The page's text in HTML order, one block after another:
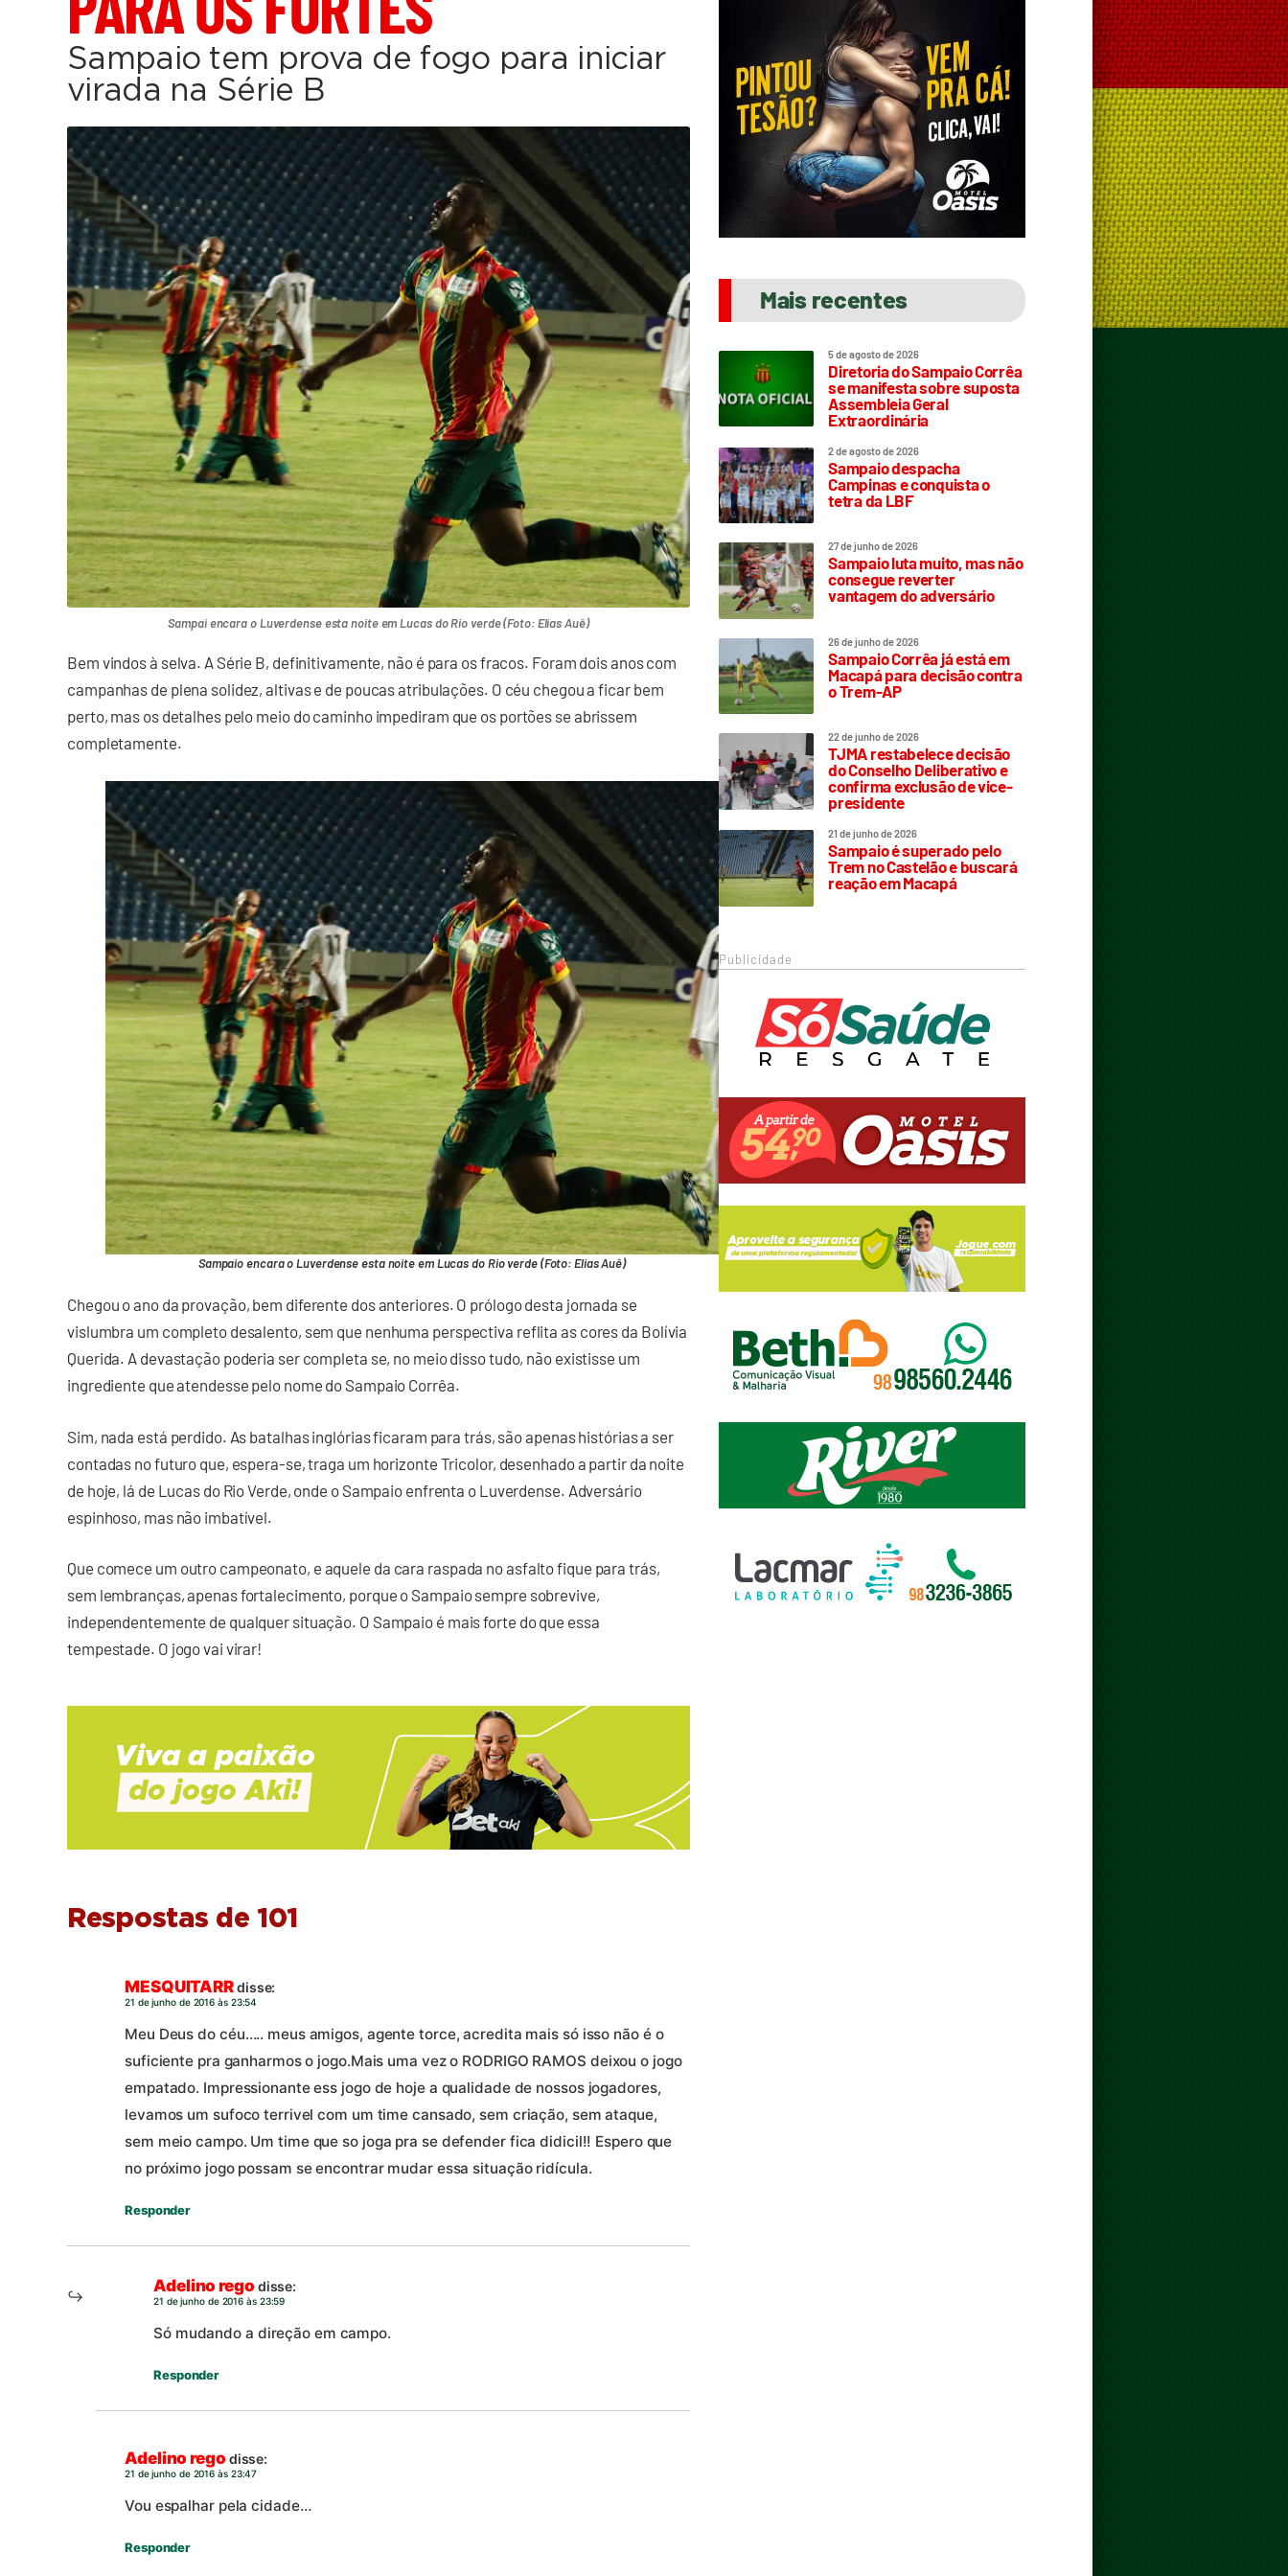
Sampaio tem prova de fogo para iniciar
virada na Série B
Sampai encara o Luverdense esta noite em Lucas do Rio verde (Foto: Elias Auê)
Bem vindos à selva. A Série B, definitivamente, não é para os fracos. Foram dois anos com
campanhas de plena solidez, altivas e de poucas atribulações. O céu chegou a ficar bem
perto, mas os detalhes pelo meio do caminho impediram que os portões se abrissem
completamente.
Sampaio encara o Luverdense esta noite em Lucas do Rio verde (Foto: Elias Auê)
Chegou o ano da provação, bem diferente dos anteriores. O prólogo desta jornada se
vislumbra um completo desalento, sem que nenhuma perspectiva reflita as cores da Bolívia
Querida. A devastação poderia ser completa se, no meio disso tudo, não existisse um
ingrediente que atendesse pelo nome do Sampaio Corrêa.
Sim, nada está perdido. As batalhas inglórias ficaram para trás, são apenas histórias a ser
contadas no futuro que, espera-se, traga um horizonte Tricolor, desenhado a partir da noite
de hoje, lá de Lucas do Rio Verde, onde o Sampaio enfrenta o Luverdense. Adversário
espinhoso, mas não imbatível.
Que comece um outro campeonato, e aquele da cara raspada no asfalto fique para trás,
sem lembranças, apenas fortalecimento, porque o Sampaio sempre sobrevive,
independentemente de qualquer situação. O Sampaio é mais forte do que essa
tempestade. O jogo vai virar!
Respostas de 101
MESQUITARRdisse:
21 de junho de 2016 às 23:54
Meu Deus do céu….. meus amigos, agente torce, acredita mais só isso não é o
suficiente pra ganharmos o jogo.Mais uma vez o RODRIGO RAMOS deixou o jogo
empatado. Impressionante ess jogo de hoje a qualidade de nossos jogadores,
levamos um sufoco terrivel com um time cansado, sem criação, sem ataque,
sem meio campo. Um time que so joga pra se defender fica didicil!! Espero que
no próximo jogo possam se encontrar mudar essa situação ridícula.
Responder
Adelino rego disse:
21 de junho de 2016 às 23:59
Só mudando a direção em campo.
Responder
Adelino rego disse:
21 de junho de 2016 às 23:47
Vou espalhar pela cidade…
Responder
Mais recentes
5 de agosto de 2026
Diretoria do Sampaio Corrêa
se manifesta sobre suposta
Assembleia Geral
Extraordinária
2 de agosto de 2026
Sampaio despacha
Campinas e conquista o
tetra da LBF
27 de junho de 2026
Sampaio luta muito, mas não
consegue reverter
vantagem do adversário
26 de junho de 2026
Sampaio Corrêa já está em
Macapá para decisão contra
o Trem-AP
22 de junho de 2026
TJMA restabelece decisão
do Conselho Deliberativo e
confirma exclusão de vice-
presidente
21 de junho de 2026
Sampaio é superado pelo
Trem no Castelão e buscará
reação em Macapá
Publicidade